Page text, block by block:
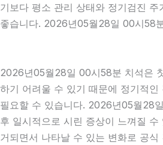
기보다 평소 관리 상태와 정기검진 주
좋습니다. 2026년05월28일 00시58
2026년05월28일 00시58분 치석은
하기 어려울 수 있기 때문에 정기적
필요할 수 있습니다. 2026년05월28
후 일시적으로 시린 증상이 느껴질 수
거되면서 나타날 수 있는 변화로 공식